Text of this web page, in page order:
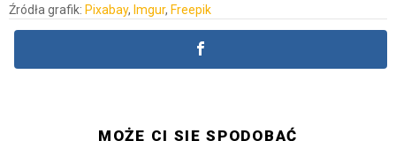
Źródła grafik: Pixabay, Imgur, Freepik
MOŻE CI SIĘ SPODOBAĆ